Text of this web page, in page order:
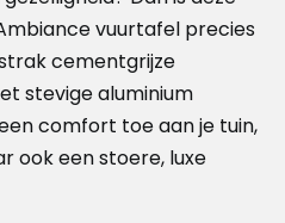
vuurtafel precies
cementgrijze
stevige aluminium
comfort toe aan je tuin,
ook een stoere, luxe